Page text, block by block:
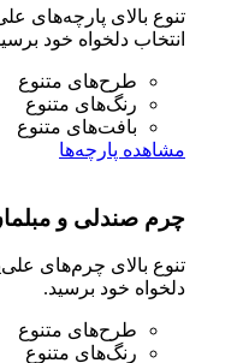
بالای پارچه‌های علی‌یاری
دلخواه خود برسید.
طرح‌های متنوع
رنگ‌های متنوع
بافت‌های متنوع
پارچه‌ها
صندلی و مبلمان اداری
بالای چرم‌های علی‌یاری کمک
خود برسید.
طرح‌های متنوع
رنگ‌های متنوع